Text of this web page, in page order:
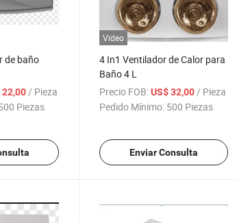
de baño
22,00 / Pieza
Piezas
Vídeo
4 In1 Ventilador de Calor para
Baño 4 L
Precio FOB: US$ 32,00 / Pieza
Pedido Mínimo: 500 Piezas
Enviar Consulta